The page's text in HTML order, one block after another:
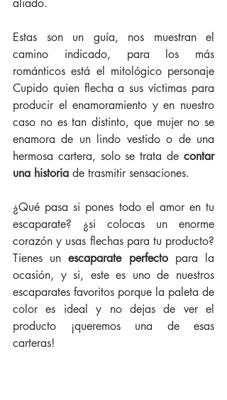
Estas son un guía, nos muestran el
camino indicado, para los más
románticos está el mitológico personaje
Cupido quien flecha a sus víctimas para
producir el enamoramiento y en nuestro
caso no es tan distinto, que mujer no se
enamora de un lindo vestido o de una
hermosa cartera, solo se trata de contar
una historia de trasmitir sensaciones.
¿Qué pasa si pones todo el amor en tu
escaparate? ¿si colocas un enorme
corazón y usas flechas para tu producto?
Tienes un escaparate perfecto para la
ocasión, y si, este es uno de nuestros
escaparates favoritos porque la paleta de
color es ideal y no dejas de ver el
producto ¡queremos una de esas
carteras!